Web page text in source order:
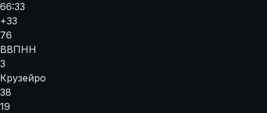
66:33
+33
76
ВВПНН
3
Крузейро
38
19